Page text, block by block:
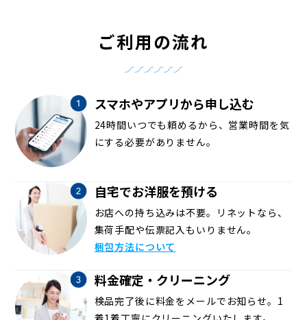
ご利用の流れ
スマホやアプリから申し込む
24時間いつでも頼めるから、営業時間を気
にする必要がありません。
自宅でお洋服を預ける
お店への持ち込みは不要。リネットなら、
集荷手配や伝票記入もいりません。
梱包方法について
料金確定・クリーニング
検品完了後に料金をメールでお知らせ。1